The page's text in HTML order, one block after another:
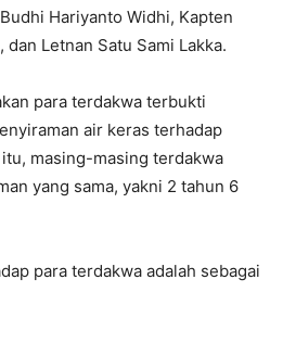
Hariyanto Widhi, Kapten
Letnan Satu Sami Lakka.
para terdakwa terbukti
air keras terhadap
masing-masing terdakwa
yang sama, yakni 2 tahun 6
para terdakwa adalah sebagai